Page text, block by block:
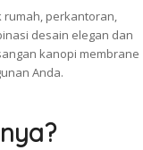
rumah, perkantoran,
desain elegan dan
kanopi membrane
Anda.